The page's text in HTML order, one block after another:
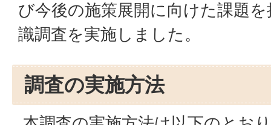
び今後の施策展開に向けた課題
識調査を実施しました。
調査の実施方法